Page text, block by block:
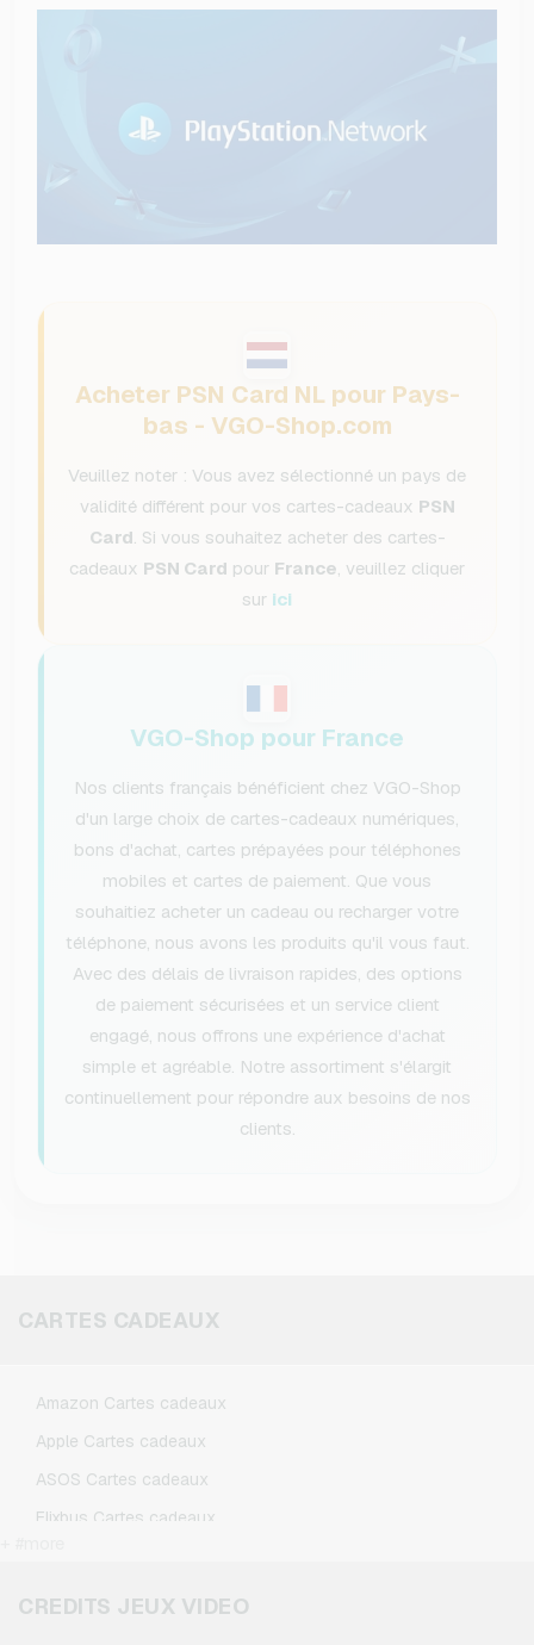
Acheter PSN Card NL pour Pays-
bas - VGO-Shop.com
Veuillez noter : Vous avez sélectionné un pays de
validité différent pour vos cartes-cadeaux PSN
Card. Si vous souhaitez acheter des cartes-
cadeaux PSN Card pour France, veuillez cliquer
sur ici
VGO-Shop pour France
Nos clients français bénéficient chez VGO-Shop
d'un large choix de cartes-cadeaux numériques,
bons d'achat, cartes prépayées pour téléphones
mobiles et cartes de paiement. Que vous
souhaitiez acheter un cadeau ou recharger votre
téléphone, nous avons les produits qu'il vous faut.
Avec des délais de livraison rapides, des options
de paiement sécurisées et un service client
engagé, nous offrons une expérience d'achat
simple et agréable. Notre assortiment s'élargit
continuellement pour répondre aux besoins de nos
clients.
CARTES CADEAUX
Amazon Cartes cadeaux
Apple Cartes cadeaux
ASOS Cartes cadeaux
Flixbus Cartes cadeaux
Google Play Cartes cadeaux
CREDITS JEUX VIDEO